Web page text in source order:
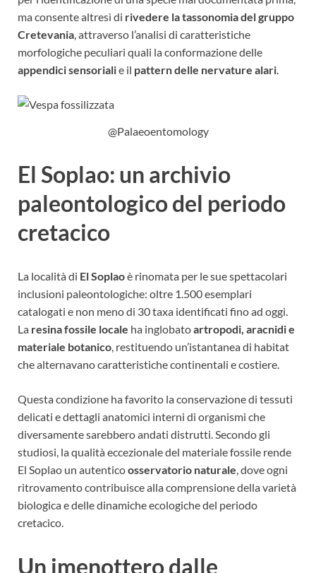
ma consente altresì di rivedere la tassonomia del gruppo
Cretevania , attraverso l’analisi di caratteristiche
morfologiche peculiari quali la conformazione delle
appendici sensorialie il pattern delle nervature alari
@Palaeoentomology
El Soplao: un archivio
paleontologico del periodo
cretacico
La località di El Soplaoè rinomata per le sue spettacolari
inclusioni paleontologiche: oltre 1.500 esemplari
catalogati e non meno di 30 taxa identificati fino ad oggi.
La resina fossile locale ha inglobatoartropodi, aracnidi e
materiale botanico, restituendo un’istantanea di habitat
che alternavano caratteristiche continentali e costiere.
Questa condizione ha favorito la conservazione di tessuti
delicati e dettagli anatomici interni di organismi che
diversamente sarebbero andati distrutti. Secondo gli
studiosi, la qualità eccezionale del materiale fossile rende
El Soplao un autenticoosservatorio naturale, dove ogni
ritrovamento contribuisce alla comprensione della varietà
biologica e delle dinamiche ecologiche del periodo
cretacico.
Un imenottero dalle